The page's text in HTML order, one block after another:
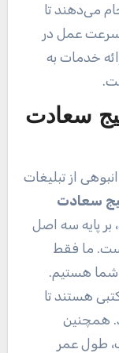
می‌دهند تا
عمل در
خدمات به
سعادت
از تبلیغات
سعادت
پایه سه اصل
ما فقط
شما هستیم.
هستند تا
همچنین
طول عمر